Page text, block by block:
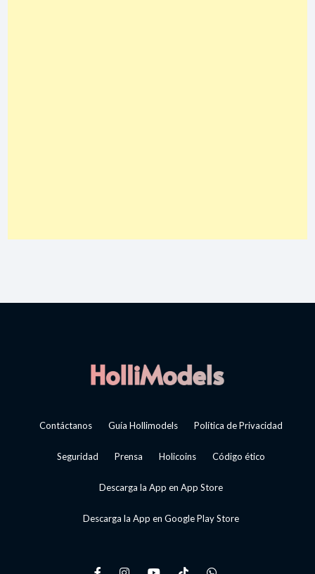
Contáctanos Guía Hollimodels Política de Privacidad
Seguridad Prensa Holicoins Código ético
Descarga la App en App Store
Descarga la App en Google Play Store